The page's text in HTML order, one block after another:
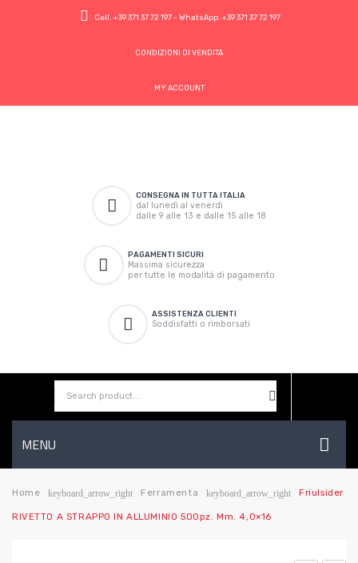
Cell. +39 371 37 72 197- WhatsApp. +39 371 37 72 197
CONDIZIONI DI VENDITA
MY ACCOUNT
CONSEGNA IN TUTTA ITALIA
dal lunedì al venerdì
dalle 9 alle 13 e dalle 15 alle 18
PAGAMENTI SICURI
Massima sicurezza
per tutte le modalità di pagamento
ASSISTENZA CLIENTI
Soddisfatti o rimborsati
MENU
HOME
AZIENDA
Home keyboard_arrow_right Ferramenta keyboard_arrow_right Friulsider
RIVETTO A STRAPPO IN ALLUMINIO 500pz. Mm. 4,0×16